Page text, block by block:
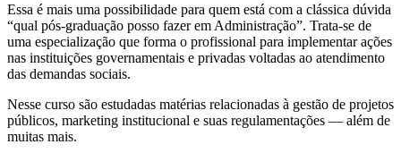
Essa é mais uma possibilidade para quem está com a clássica dúvida
“qual pós-graduação posso fazer em Administração”. Trata-se de
uma especialização que forma o profissional para implementar ações
nas instituições governamentais e privadas voltadas ao atendimento
das demandas sociais.
Nesse curso são estudadas matérias relacionadas à gestão de projetos
públicos, marketing institucional e suas regulamentações — além de
muitas mais.